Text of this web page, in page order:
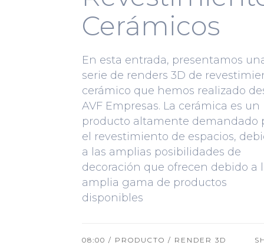
Cerámicos
En esta entrada, presentamos
serie de renders 3D de
cerámico que hemos realizado
AVF Empresas. La cerámica es un
producto altamente demandado
el revestimiento de espacios,
a las amplias posibilidades de
decoración que ofrecen debido a
amplia gama de productos
disponibles
08:00 / PRODUCTO / RENDER 3D